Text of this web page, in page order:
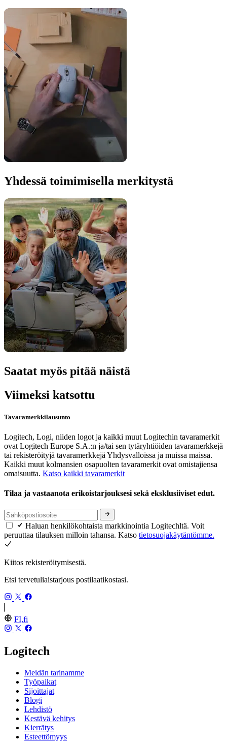
Yhdessä toimimisella merkitystä
Saatat myös pitää näistä
Viimeksi katsottu
Tavaramerkkilausunto
Logitech, Logi, niiden logot ja kaikki muut Logitechin tavaramerkit
ovat Logitech Europe S.A.:n ja/tai sen tytäryhtiöiden tavaramerkkejä
tai rekisteröityjä tavaramerkkejä Yhdysvalloissa ja muissa maissa.
Kaikki muut kolmansien osapuolten tavaramerkit ovat omistajiensa
omaisuutta. Katso kaikki tavaramerkit
Tilaa ja vastaanota erikoistarjouksesi sekä eksklusiiviset edut.
Haluan henkilökohtaista markkinointia Logitechltä. Voit
peruuttaa tilauksen milloin tahansa. Katso tietosuojakäytäntömme.
Kiitos rekisteröitymisestä.
Etsi tervetuliaistarjous postilaatikostasi.
FI,fi
Logitech
Meidän tarinamme
Työpaikat
Sijoittajat
Blogi
Lehdistö
Kestävä kehitys
Kierrätys
Esteettömyys